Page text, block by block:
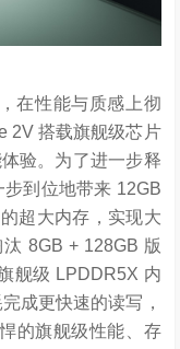
在性能与质感上彻
2V搭载旗舰级芯片
验。为了进一步释
步到位地带来 12GB
的超大内存 ， 实现大
汰 8GB + 128GB 版
舰级 LPDDR5X 内
成更快速的读写，
的旗舰级性能 、存